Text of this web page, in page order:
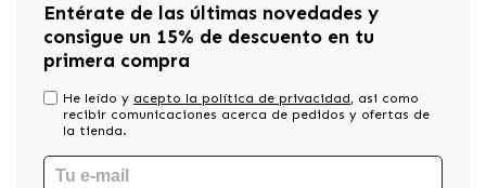
Entérate de las últimas novedades y
consigue un 15% de descuento en tu
primera compra
He leído y acepto la política de privacidad, asi como
recibir comunicaciones acerca de pedidos y ofertas de
la tienda.